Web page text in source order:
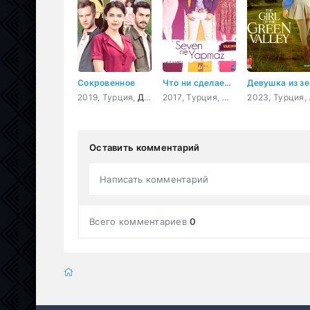
Сокровенное
2019, Турция, Драма
Что ни сделает влюбленный
2017, Турция,
Мелодрама ,
Оставить комментарий
Написать комментарий
Всего комментариев0